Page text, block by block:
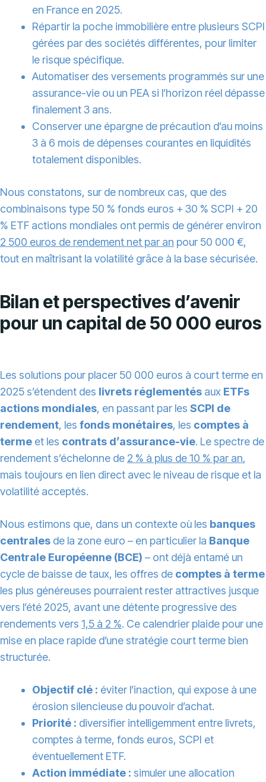
en France en 2025.
Répartir la poche immobilière entre plusieurs SCPI
gérées par des sociétés différentes, pour limiter
le risque spécifique.
Automatiser des versements programmés sur une
assurance-vie ou un PEA si l’horizon réel dépasse
finalement 3 ans.
Conserver une épargne de précaution d’au moins
3 à 6 mois de dépenses courantes en liquidités
totalement disponibles.
Nous constatons, sur de nombreux cas, que des
combinaisons type 50 % fonds euros + 30 % SCPI + 20
% ETF actions mondiales ont permis de générer environ
2 500 euros de rendement net par an pour 50 000 €,
tout en maîtrisant la volatilité grâce à la base sécurisée.
Bilan et perspectives d’avenir
pour un capital de 50 000 euros
Les solutions pour placer 50 000 euros à court terme en
2025 s’étendent des livrets réglementés aux ETFs
actions mondiales, en passant par les SCPI de
rendement, les fonds monétaires, les comptes à
terme et les contrats d’assurance-vie. Le spectre de
rendement s’échelonne de 2 % à plus de 10 % par an,
mais toujours en lien direct avec le niveau de risque et la
volatilité acceptés.
Nous estimons que, dans un contexte où les banques
centrales de la zone euro – en particulier la Banque
Centrale Européenne (BCE) – ont déjà entamé un
cycle de baisse de taux, les offres de comptes à terme
les plus généreuses pourraient rester attractives jusque
vers l’été 2025, avant une détente progressive des
rendements vers 1,5 à 2 %. Ce calendrier plaide pour une
mise en place rapide d’une stratégie court terme bien
structurée.
Objectif clé : éviter l’inaction, qui expose à une
érosion silencieuse du pouvoir d’achat.
Priorité : diversifier intelligemment entre livrets,
comptes à terme, fonds euros, SCPI et
éventuellement ETF.
Action immédiate : simuler une allocation